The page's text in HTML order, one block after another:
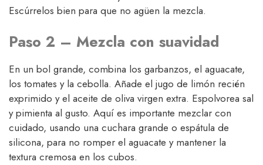
Escúrrelos bien para que no agüen la mezcla.
Paso 2 – Mezcla con suavidad
En un bol grande, combina los garbanzos, el aguacate,
los tomates y la cebolla. Añade el jugo de limón recién
exprimido y el aceite de oliva virgen extra. Espolvorea sal
y pimienta al gusto. Aquí es importante mezclar con
cuidado, usando una cuchara grande o espátula de
silicona, para no romper el aguacate y mantener la
textura cremosa en los cubos.